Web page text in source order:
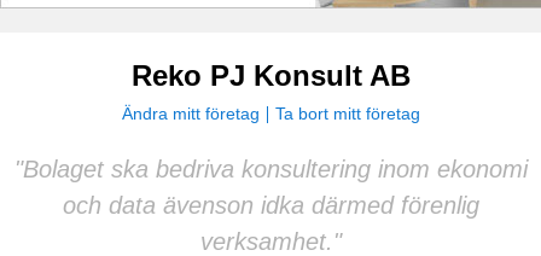
Reko PJ Konsult AB
Ändra mitt företag Ta bort mitt företag
"Bolaget ska bedriva konsultering inom ekonomi
och data ävenson idka därmed förenlig
verksamhet."